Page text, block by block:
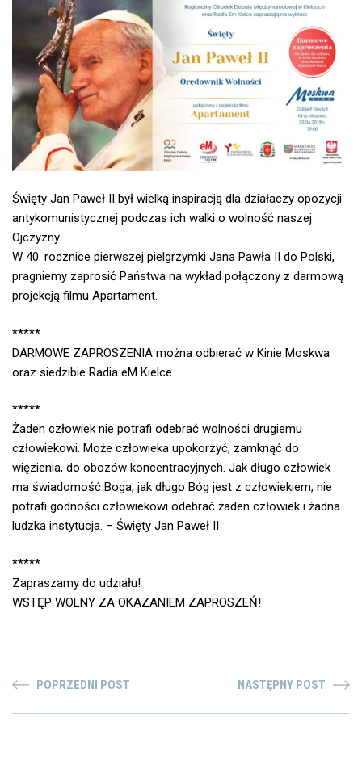
Święty Jan Paweł II był wielką inspiracją dla działaczy opozycji
antykomunistycznej podczas ich walki o wolność naszej
Ojczyzny.
W 40. rocznice pierwszej pielgrzymki Jana Pawła II do Polski,
pragniemy zaprosić Państwa na wykład połączony z darmową
projekcją filmu Apartament.
*****
DARMOWE ZAPROSZENIA można odbierać w Kinie Moskwa
oraz siedzibie Radia eM Kielce.
*****
Żaden człowiek nie potrafi odebrać wolności drugiemu
człowiekowi. Może człowieka upokorzyć, zamknąć do
więzienia, do obozów koncentracyjnych. Jak długo człowiek
ma świadomość Boga, jak długo Bóg jest z człowiekiem, nie
potrafi godności człowiekowi odebrać żaden człowiek i żadna
ludzka instytucja. – Święty Jan Paweł II
*****
Zapraszamy do udziału!
WSTĘP WOLNY ZA OKAZANIEM ZAPROSZEŃ!
POPRZEDNI POST NASTĘPNY POST